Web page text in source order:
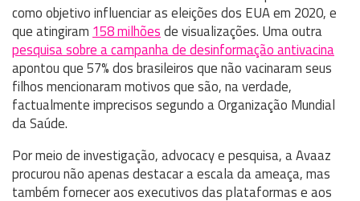
como objetivo influenciar as eleições dos EUA em 2020, e
que atingiram158 milhõesde visualizações. Uma outra
pesquisa sobre a campanha de desinformação antivacina
apontou que 57% dos brasileiros que não vacinaram seus
filhos mencionaram motivos que são, na verdade,
factualmente imprecisos segundo a Organização Mundial
da Saúde.
Por meio de investigação, advocacy e pesquisa, a Avaaz
procurou não apenas destacar a escala da ameaça, mas
também fornecer aos executivos das plataformas e aos